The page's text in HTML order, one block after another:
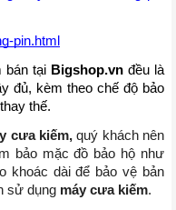
pin.html
bán tại Bigshop.vn đều là
đủ, kèm theo chế độ bảo
thế.
cưa kiếm, quý khách nên
bảo mặc đồ bảo hộ như
khoác dài để bảo vệ bản
sử dụng máy cưa kiếm.